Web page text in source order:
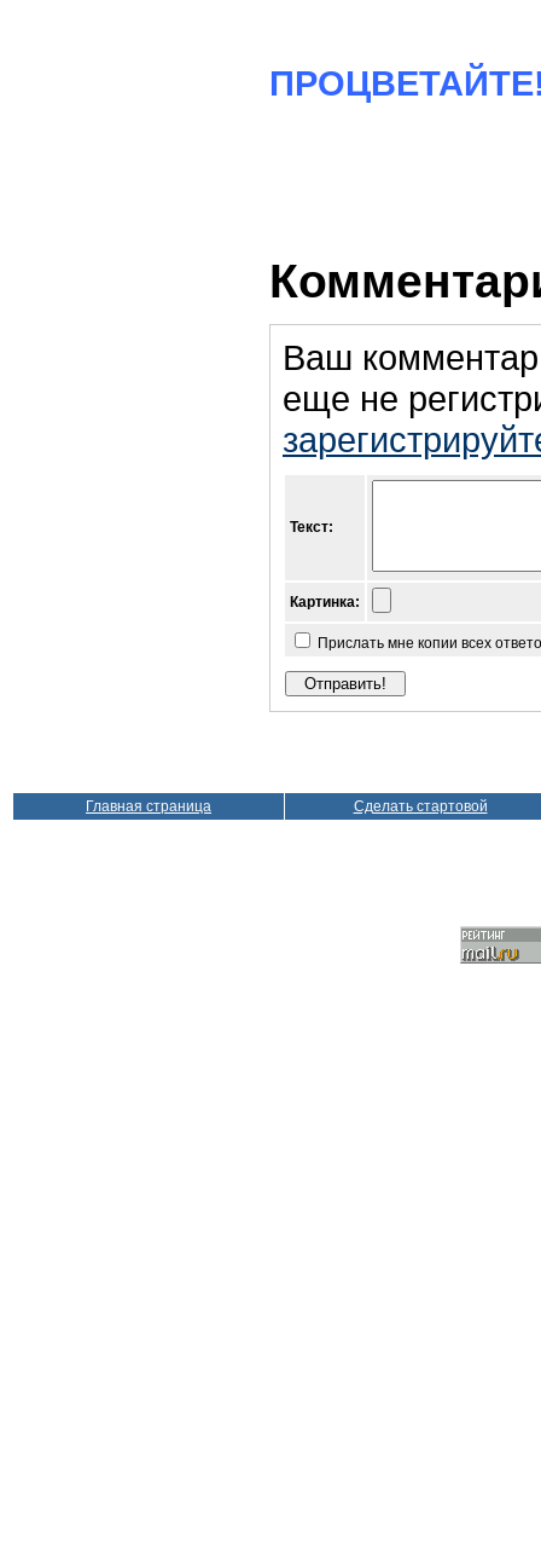
Ваш
еще не
Текст:
Картинка:
Прислать мне копии всех
Главная страница Сделать стартовой